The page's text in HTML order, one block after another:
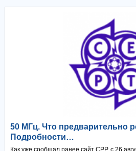
50 МГц. Что предварительно
Подробности…
Как уже сообщал ранее сайт СРР, с 26